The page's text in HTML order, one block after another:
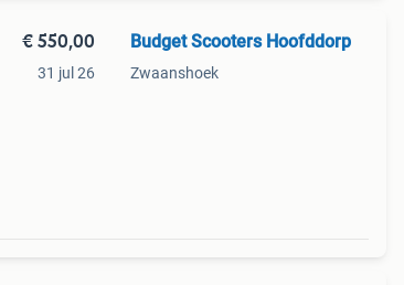
€ 550,00
31 jul 26
Budget Scooters Hoofddorp
Zwaanshoek